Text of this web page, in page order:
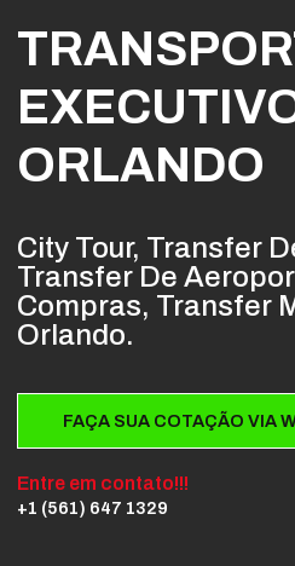
ORLANDO
City Tour, Transfer
Transfer De
Compras, Transfer
Orlando.
FAÇA SUA COTAÇÃO VIA
Entre em contato!!!
+1 (561) 647 1329